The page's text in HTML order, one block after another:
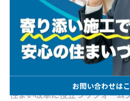
さらに、補助金や助成金の活用
ナンス計画のアドバイスを受け
値と暮らしやすさの両立に寄与し
トナーとともに、理想の住まい改
住まい改革に役立つリフォーム
お問い合わせは